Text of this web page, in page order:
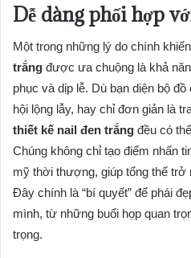
Dễ dàng phối hợp
Một trong những lý do chính khiến
trắng được ưa chuộng là khả
phục và dịp lễ. Dù bạn diện bộ
hội lộng lẫy, hay chỉ đơn giản là
thiết kế nail đen trắng đều có
Chúng không chỉ tạo điểm nhấn
mỹ thời thượng, giúp tổng thể
Đây chính là “bí quyết” để phái
mình, từ những buổi họp quan
trọng.